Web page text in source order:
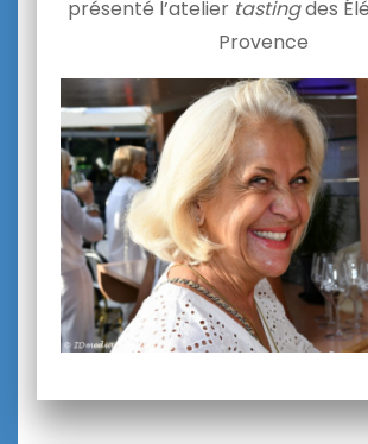
présenté l’atelier tastingdes
Provence